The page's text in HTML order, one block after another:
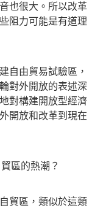
也很大。所以改革
阻力可能是有道理
由貿易試驗區，
對外開放的表述深
對構建開放型經濟
開放和改革到現在
區的熱潮？
貿區，類似於這類